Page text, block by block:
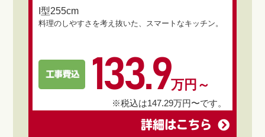
I型255cm
料理のしやすさを考え抜いた、スマートなキッチン。
133.9万円～
※税込は147.29万円〜です。
詳細はこちら